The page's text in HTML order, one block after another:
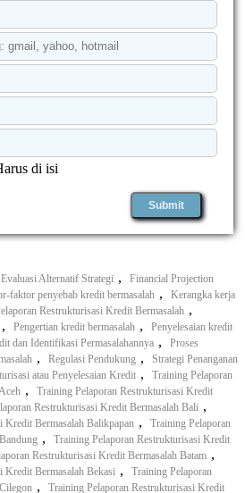
di isi
Evaluasi Alternatif Strategi ,
Financial Projection
faktor penyebab kredit bermasalah ,
Kerangka kerja
Restrukturisasi Kredit Bermasalah ,
, Pengertian kredit bermasalah ,
Penyelesaian kredit
dan Identifikasi Permasalahannya ,
Proses
, Regulasi Pendukung ,
Strategi Penanganan
atau Penyelesaian Kredit ,
Training Pelaporan
,
Training Pelaporan Restrukturisasi Kredit
Restrukturisasi Kredit Bermasalah Bali ,
Kredit Bermasalah Balikpapan ,
Training Pelaporan
,
Training Pelaporan Restrukturisasi Kredit
Restrukturisasi Kredit Bermasalah Batam ,
Kredit Bermasalah Bekasi ,
Training Pelaporan
, Training Pelaporan Restrukturisasi Kredit